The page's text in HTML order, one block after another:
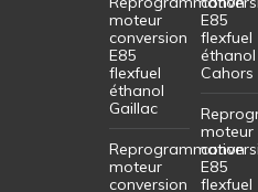
moteur
conversion
E85
flexfuel
éthanol
Gaillac
Reprogrammation
moteur
conversion
E85
flexfuel
éthanol
Cahors
moteur
E85
flexfuel